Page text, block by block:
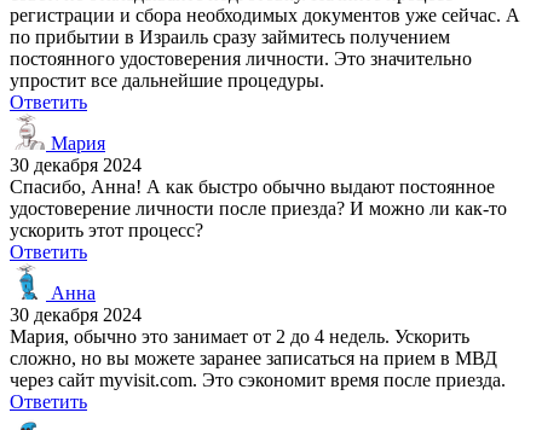
регистрации и сбора необходимых документов уже сейчас. А
по прибытии в Израиль сразу займитесь получением
постоянного удостоверения личности. Это значительно
упростит все дальнейшие процедуры.
Ответить
Мария
30 декабря 2024
Спасибо, Анна! А как быстро обычно выдают постоянное
удостоверение личности после приезда? И можно ли как-то
ускорить этот процесс?
Ответить
Анна
30 декабря 2024
Мария, обычно это занимает от 2 до 4 недель. Ускорить
сложно, но вы можете заранее записаться на прием в МВД
через сайт myvisit.com. Это сэкономит время после приезда.
Ответить